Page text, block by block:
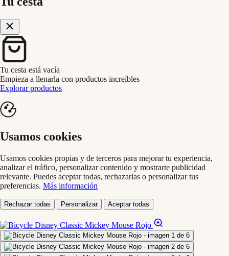
Tu cesta está vacía
Empieza a llenarla con productos increíbles
Explorar productos
Usamos cookies
Usamos cookies propias y de terceros para mejorar tu experiencia,
analizar el tráfico, personalizar contenido y mostrarte publicidad
relevante. Puedes aceptar todas, rechazarlas o personalizar tus
preferencias. Más información
Rechazar todas Personalizar Aceptar todas